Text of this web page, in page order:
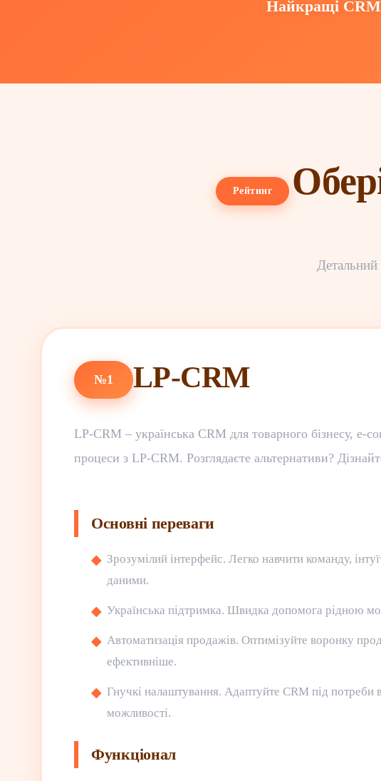
Найкращі CRM
Рейтинг
№1 LP-CRM
LP-CRM – українська CRM для товарного бізнесу, e-
процеси з LP-CRM. Розглядаєте альтернативи?
Основні переваги
Зрозумілий інтерфейс. Легко навчити команду,
даними.
Українська підтримка. Швидка допомога рідною
Автоматизація продажів. Оптимізуйте воронку
ефективніше.
Гнучкі налаштування. Адаптуйте CRM під потреби
можливості.
Функціонал